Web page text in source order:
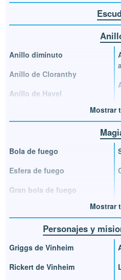
Anillo diminuto
Anillo de Cloranthy
Anillo de Havel
Mostrar
Bola de fuego
Esfera de fuego
Gran bola de fuego
Mostrar
Personajes y
Griggs de Vinheim
Rickert de Vinheim